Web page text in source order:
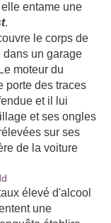
entame une
.
le corps de
dans un garage
moteur du
porte des traces
et il lui
et ses ongles
sur ses
de la voiture
élevé d'alcool
une